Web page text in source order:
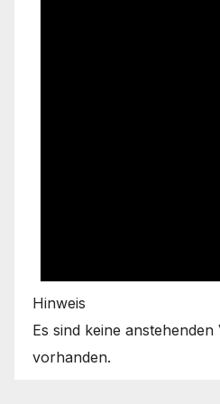
Hinweis
Es sind keine
vorhanden.